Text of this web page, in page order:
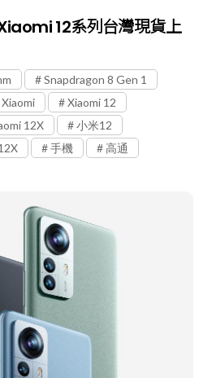
12系列台灣現貨上
Snapdragon 8 Gen 1
Xiaomi
Xiaomi 12
12X
小米12
手機 高通